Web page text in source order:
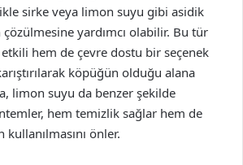
sirke veya limon suyu gibi asidik
yardımcı olabilir. Bu tür
hem de çevre dostu bir seçenek
köpüğün olduğu alana
limon suyu da benzer şekilde
hem temizlik sağlar hem de
kullanılmasını önler.